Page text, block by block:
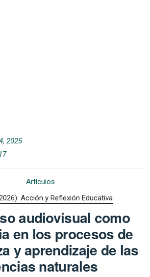
2025
Artículos
Acción y Reflexión Educativa
audiovisual como
en los procesos de
y aprendizaje de las
naturales